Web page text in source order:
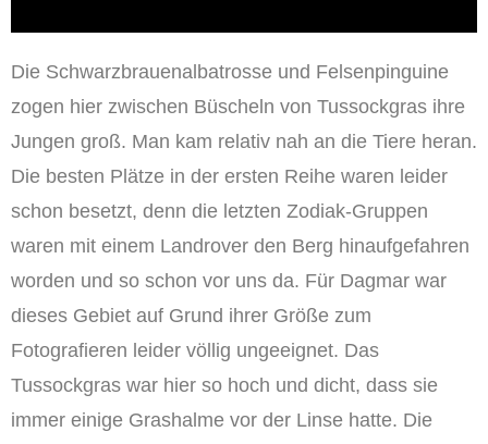
Die Schwarzbrauenalbatrosse und Felsenpinguine
zogen hier zwischen Büscheln von Tussockgras ihre
Jungen groß. Man kam relativ nah an die Tiere heran.
Die besten Plätze in der ersten Reihe waren leider
schon besetzt, denn die letzten Zodiak-Gruppen
waren mit einem Landrover den Berg hinaufgefahren
worden und so schon vor uns da. Für Dagmar war
dieses Gebiet auf Grund ihrer Größe zum
Fotografieren leider völlig ungeeignet. Das
Tussockgras war hier so hoch und dicht, dass sie
immer einige Grashalme vor der Linse hatte. Die